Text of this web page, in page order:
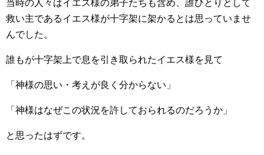
当時の人々はイエス様の弟子たちも含め、誰ひとりとして
救い主であるイエス様が十字架に架かるとは思っていませ
んでした。
誰もが十字架上で息を引き取られたイエス様を見て
「神様の思い・考えが良く分からない」
「神様はなぜこの状況を許しておられるのだろうか」
と思ったはずです。